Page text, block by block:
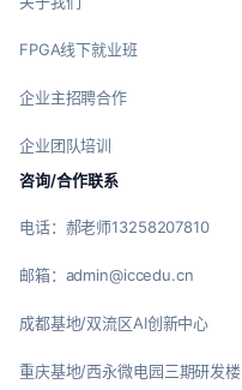
FPGA线下就业班
企业主招聘合作
企业团队培训
咨询/合作联系
电话：郝老师13258207810
邮箱：admin@iccedu.cn
成都基地/双流区AI创新中心
重庆基地/西永微电园三期研发楼